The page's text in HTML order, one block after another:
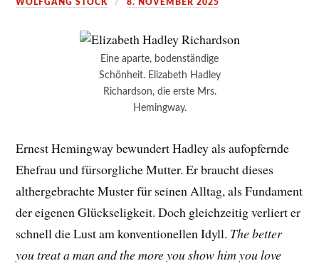
WOLFGANG STOCK 8. NOVEMBER 2025
Eine aparte, bodenständige
Schönheit. Elizabeth Hadley
Richardson, die erste Mrs.
Hemingway.
Ernest Hemingway bewundert Hadley als aufopfernde
Ehefrau und fürsorgliche Mutter. Er braucht dieses
althergebrachte Muster für seinen Alltag, als Fundament
der eigenen Glückseligkeit. Doch gleichzeitig verliert er
schnell die Lust am konventionellen Idyll. The better
you treat a man and the more you show him you love